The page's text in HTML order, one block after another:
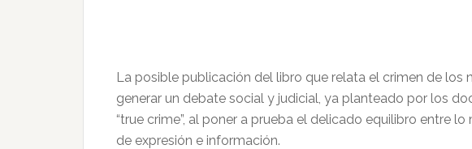
La posible publicación del libro que relata el crimen de los
generar un debate social y judicial, ya planteado por los
“true crime”, al poner a prueba el delicado equilibro entre
de expresión e información.